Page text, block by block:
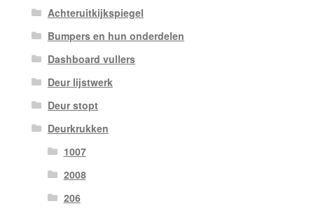
Achteruitkijkspiegel
Bumpers en hun onderdelen
Dashboard vullers
Deur lijstwerk
Deur stopt
Deurkrukken
1007
2008
206